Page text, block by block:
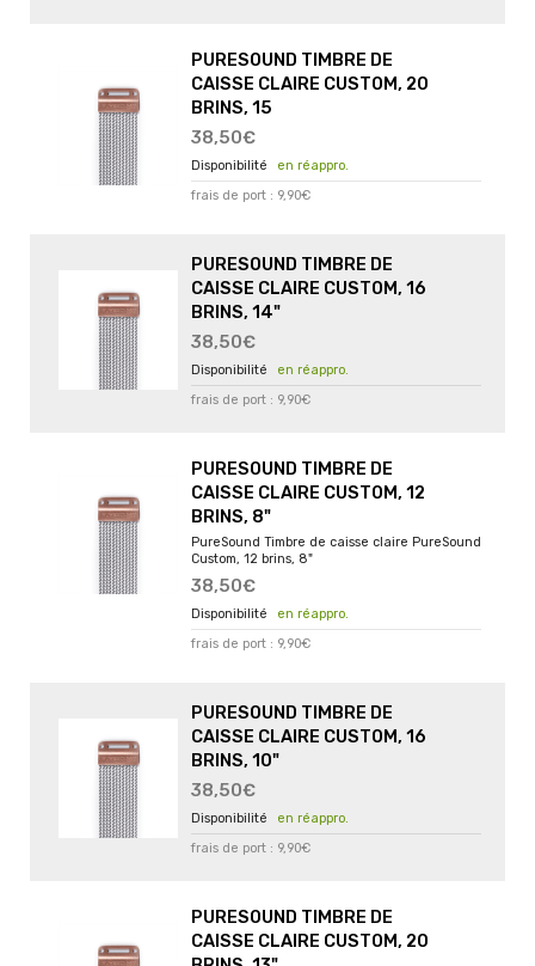
PURESOUND TIMBRE DE
CAISSE CLAIRE CUSTOM, 20
BRINS, 15
38,50€
en réappro.
frais de port : 9,90€
PURESOUND TIMBRE DE
CAISSE CLAIRE CUSTOM, 16
BRINS, 14"
38,50€
en réappro.
frais de port : 9,90€
PURESOUND TIMBRE DE
CAISSE CLAIRE CUSTOM, 12
BRINS, 8"
PureSound Timbre de caisse claire PureSound
Custom, 12 brins, 8"
38,50€
en réappro.
frais de port : 9,90€
PURESOUND TIMBRE DE
CAISSE CLAIRE CUSTOM, 16
BRINS, 10"
38,50€
en réappro.
frais de port : 9,90€
PURESOUND TIMBRE DE
CAISSE CLAIRE CUSTOM, 20